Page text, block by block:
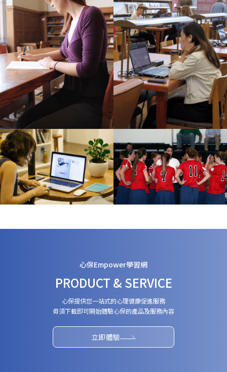
心保Empower學習網
PRODUCT & SERVICE
心保提供您一站式的心理健康促進服務
毋須下載即可開始體驗心保的產品及服務內容
立即體驗